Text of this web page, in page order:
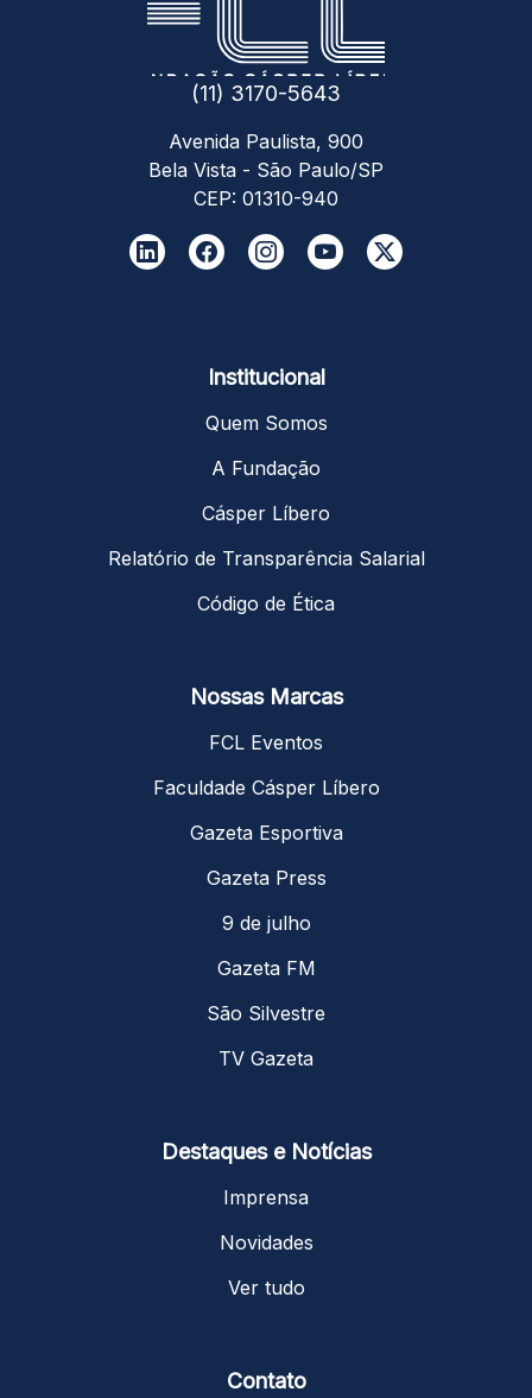
(11) 3170-5643
Avenida Paulista, 900
Bela Vista - São Paulo/SP
CEP: 01310-940
Institucional
Quem Somos
A Fundação
Cásper Líbero
Relatório de Transparência Salarial
Código de Ética
Nossas Marcas
FCL Eventos
Faculdade Cásper Líbero
Gazeta Esportiva
Gazeta Press
9 de julho
Gazeta FM
São Silvestre
TV Gazeta
Destaques e Notícias
Imprensa
Novidades
Ver tudo
Contato